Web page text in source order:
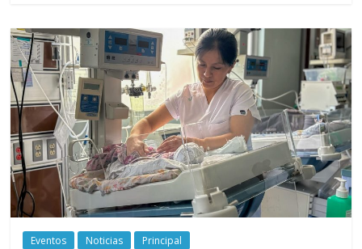
Eventos Noticias Principal